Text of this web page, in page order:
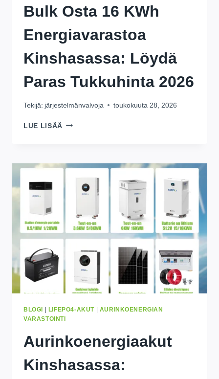
Bulk Osta 16 KWh
Energiavarastoa
Kinshasassa: Löydä
Paras Tukkuhinta 2026
Tekijä: järjestelmänvalvoja toukokuuta 28, 2026
LUE LISÄÄ BULK
ENERGIAVARASTOA
LÖYDÄ
PARAS
2026
BLOGI LIFEPO4-AKUT| AURINKOENERGIAN
VARASTOINTI
Aurinkoenergiaakut
Kinshasassa: